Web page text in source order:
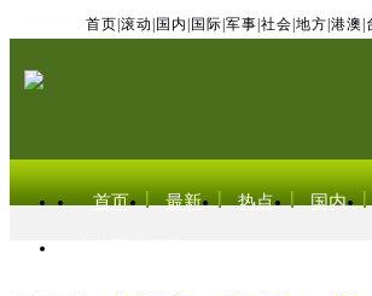
首页 滚动 国内 国际 军事 社会 地方 港澳
首页 最新 热点 国内